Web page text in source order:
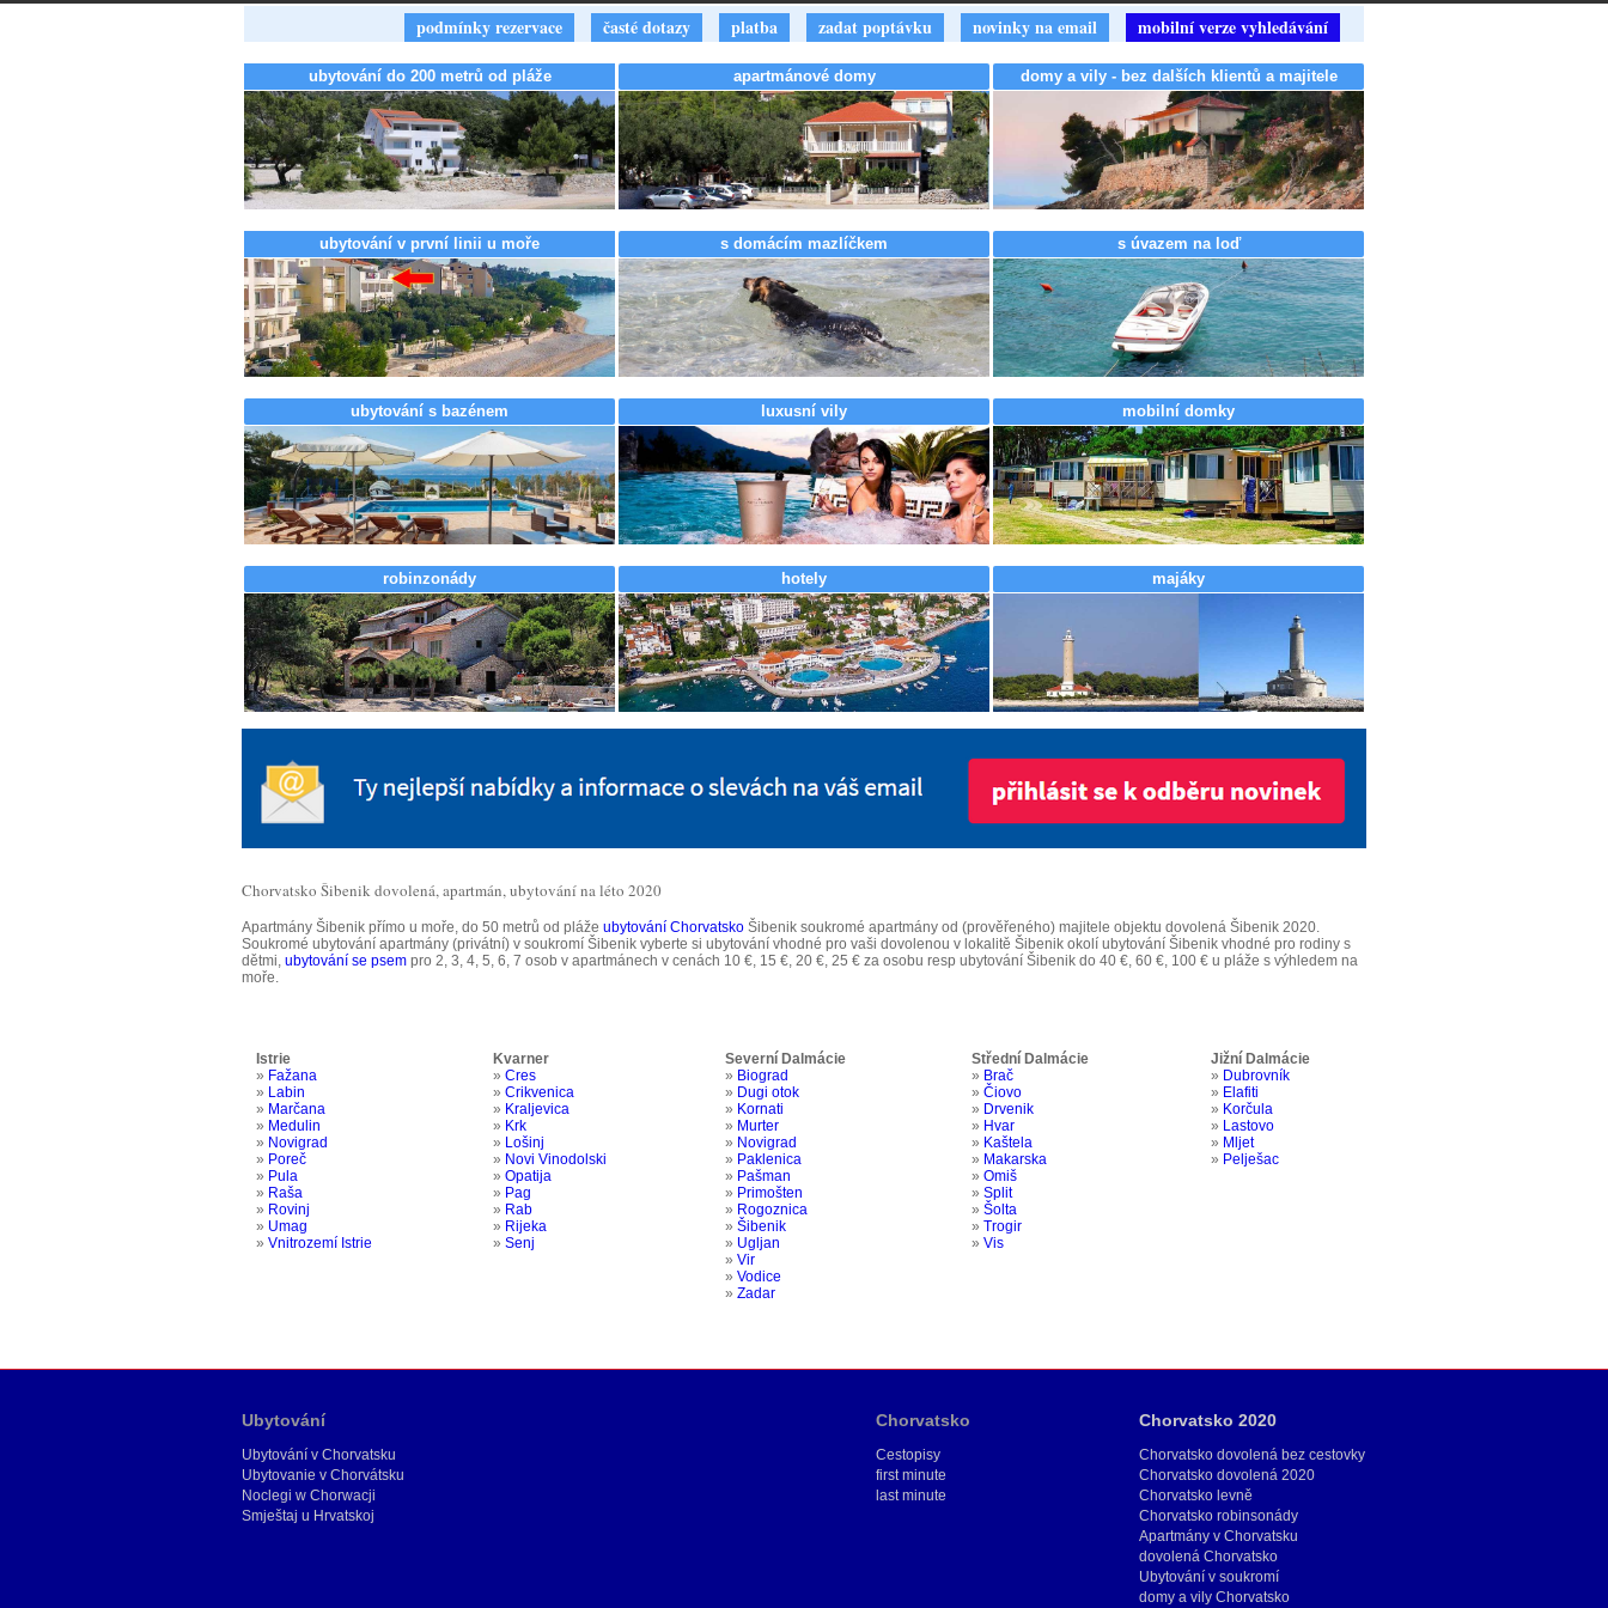
podmínky rezervace časté dotazy platba zadat poptávku novinky na email mobilní verze vyhledávání
ubytování do 200 metrů od pláže apartmánové domy domy a vily - bez dalších klientů a majitele
ubytování v první linii u moře s domácím mazlíčkem s úvazem na loď
ubytování s bazénem luxusní vily mobilní domky
robinzonády hotely majáky
Chorvatsko Šibenik dovolená, apartmán, ubytování na léto 2020
Apartmány Šibenik přímo u moře, do 50 metrů od pláže ubytování Chorvatsko Šibenik soukromé apartmány od (prověřeného) majitele objektu dovolená Šibenik 2020.
Soukromé ubytování apartmány (privátní) v soukromí Šibenik vyberte si ubytování vhodné pro vaši dovolenou v lokalitě Šibenik okolí ubytování Šibenik vhodné pro rodiny s
dětmi, ubytování se psem pro 2, 3, 4, 5, 6, 7 osob v apartmánech v cenách 10 €, 15 €, 20 €, 25 € za osobu resp ubytování Šibenik do 40 €, 60 €, 100 € u pláže s výhledem na
moře.
Istrie Kvarner Severní Dalmácie Střední Dalmácie
Jižní Dalmácie
» Fažana » Cres » Biograd » Brač » Dubrovník
» Labin » Crikvenica » Dugi otok » Čiovo » Elafiti
» Marčana » Kraljevica » Kornati » Drvenik » Korčula
» Medulin » Krk » Murter » Hvar » Lastovo
» Novigrad » Lošinj » Novigrad » Kaštela » Mljet
» Poreč » Novi Vinodolski » Paklenica » Makarska » Pelješac
» Pula » Opatija » Pašman » Omiš
» Raša » Pag » Primošten » Split
» Rovinj » Rab » Rogoznica » Šolta
» Umag » Rijeka » Šibenik » Trogir
» Vnitrozemí Istrie » Senj » Ugljan » Vis
» Vir
» Vodice
» Zadar
Chorvatsko 2020
Chorvatsko dovolená bez cestovky
Chorvatsko dovolená 2020
Chorvatsko levně
Chorvatsko robinsonády
Apartmány v Chorvatsku
dovolená Chorvatsko
Ubytování v soukromí
domy a vily Chorvatsko
Chorvatsko
Cestopisy
first minute
last minute
Ubytování
Ubytování v Chorvatsku
Ubytovanie v Chorvátsku
Noclegi w Chorwacji
Smještaj u Hrvatskoj